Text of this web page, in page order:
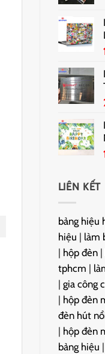
LIÊN KẾT
bảng hiệu
hiệu | làm
| hộp đèn|
tphcm |
| gia công
| hộp đèn
đèn hút
| hộp đèn
bảng hiệu |